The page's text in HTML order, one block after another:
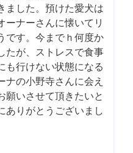
ました。預けた愛犬は
ーナーさんに懐いてリ
です。今までｈ何度か
たが、ストレスで食事
も行けない状態になる
ナの小野寺さんに会え
願いさせて頂きたいと
ありがとうございまし